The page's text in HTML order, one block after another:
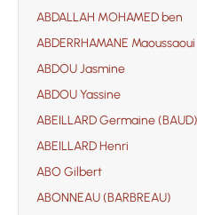
ABDALLAH MOHAMED ben
ABDERRHAMANE Maoussaoui
ABDOU Jasmine
ABDOU Yassine
ABEILLARD Germaine (BAUD)
ABEILLARD Henri
ABO Gilbert
ABONNEAU (BARBREAU)